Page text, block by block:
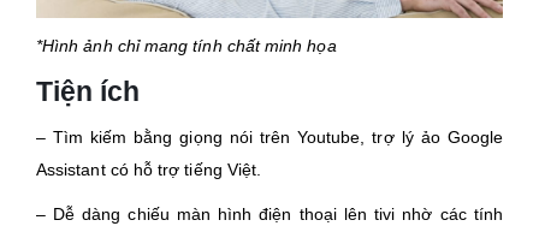
*Hình ảnh chỉ mang tính chất minh họa
Tiện ích
– Tìm kiếm bằng giọng nói trên Youtube, trợ lý ảo Google
Assistant có hỗ trợ tiếng Việt.
– Dễ dàng chiếu màn hình điện thoại lên tivi nhờ các tính